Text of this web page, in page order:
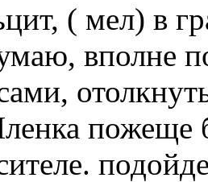
( мел) в
вполне
пожеще